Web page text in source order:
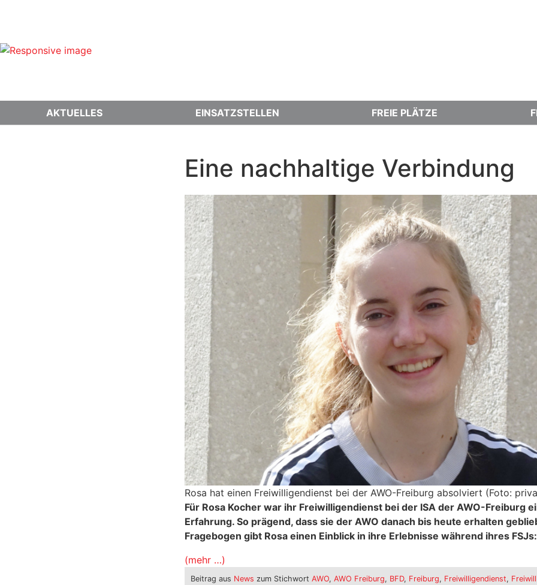
AKTUELLES EINSATZSTELLEN FREIE PLÄTZE
Eine nachhaltige Verbindung
Rosa hat einen Freiwilligendienst bei der AWO-Freiburg absolviert (Foto:
Für Rosa Kocher war ihr Freiwilligendienst bei der ISA der AWO-Freiburg
Erfahrung. So prägend, dass sie der AWO danach bis heute erhalten
Fragebogen gibt Rosa einen Einblick in ihre Erlebnisse während ihres FSJs:
(mehr …)
Beitrag aus News zum Stichwort AWO, AWO Freiburg, BFD, Freiburg, Freiwilligendienst,